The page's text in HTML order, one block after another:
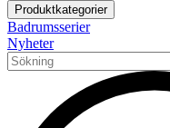
Produktkategorier
Badrumsserier
Nyheter